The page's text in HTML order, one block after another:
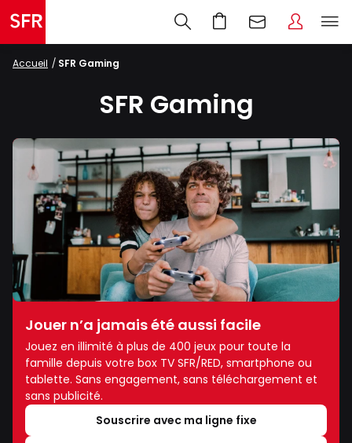
Accueil SFR Gaming
SFR Gaming
Jouer n’a jamais été aussi facile
Jouez en illimité à plus de 400 jeux pour toute la
famille depuis votre box TV SFR/RED, smartphone ou
tablette. Sans engagement, sans téléchargement et
sans publicité.
Souscrire avec ma ligne fixe